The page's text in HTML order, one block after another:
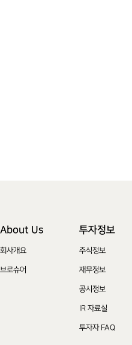
About Us
회사개요
브로슈어
투자정보
주식정보
재무정보
공시정보
IR 자료실
투자자 FAQ